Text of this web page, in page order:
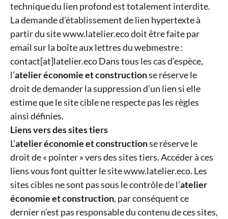
technique du lien profond est totalement interdite.
La demande d’établissement de lien hypertexte à
partir du site www.latelier.eco doit être faite par
email sur la boîte aux lettres du webmestre :
contact[at]latelier.eco Dans tous les cas d’espèce,
l’atelier économie et constructionse réserve le
droit de demander la suppression d’un lien si elle
estime que le site cible ne respecte pas les règles
ainsi définies.
Liens vers des sites tiers
L’atelier économie et constructionse réserve le
droit de « pointer » vers des sites tiers. Accéder à ces
liens vous font quitter le site www.latelier.eco. Les
sites cibles ne sont pas sous le contrôle de l’atelier
économie et construction, par conséquent ce
dernier n’est pas responsable du contenu de ces sites,